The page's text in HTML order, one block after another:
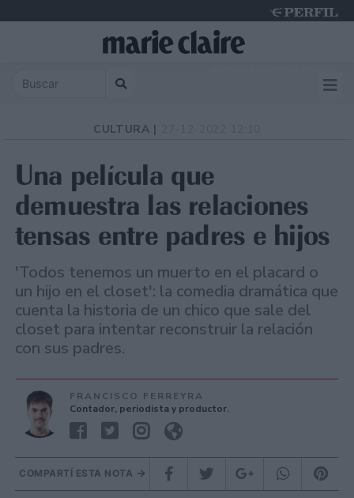
CULTURA |
Una película que
demuestra las relaciones
tensas entre padres e hijos
'Todos tenemos un muerto en el placard o
un hijo en el closet': la comedia dramática que
cuenta la historia de un chico que sale del
closet para intentar reconstruir la relación
con sus padres.
FRANCISCO FERREYRA
Contador, periodista y productor.
COMPARTÍ ESTA NOTA